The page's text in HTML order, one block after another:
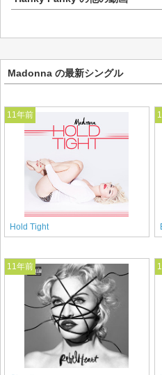
Madonna の最新シングル
11年前
Hold Tight
11年前